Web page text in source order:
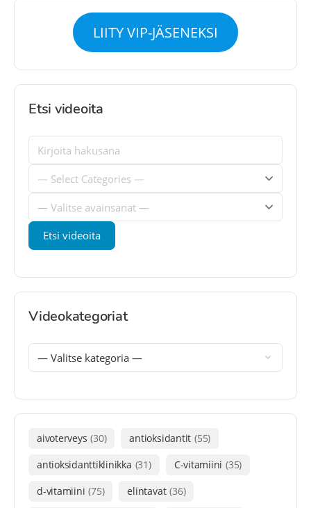
LIITY VIP-JÄSENEKSI
Etsi videoita
Videokategoriat
aivoterveys (30) antioksidantit (55)
antioksidanttiklinikka (31) C-vitamiini (35)
d-vitamiini (75) elintavat (36)